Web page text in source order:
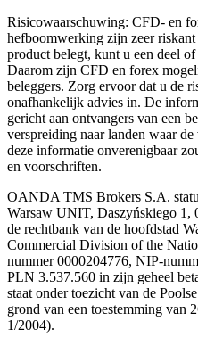
Risicowaarschuwing: CFD- en
hefboomwerking zijn zeer
product belegt, kunt u een deel
Daarom zijn CFD en forex
beleggers. Zorg ervoor dat u de
onafhankelijk advies in. De
gericht aan ontvangers van een
verspreiding naar landen waar
deze informatie onverenigbaar
en voorschriften.
OANDA TMS Brokers S.A.
Warsaw UNIT, Daszyńskiego 1,
de rechtbank van de hoofdstad
Commercial Division of the
nummer 0000204776, NIP-
PLN 3.537.560 in zijn geheel
staat onder toezicht van de
grond van een toestemming
1/2004).